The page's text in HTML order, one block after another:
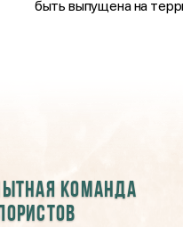
быть выпущена на
команда